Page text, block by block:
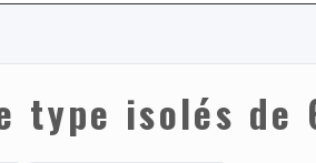
type isolés de